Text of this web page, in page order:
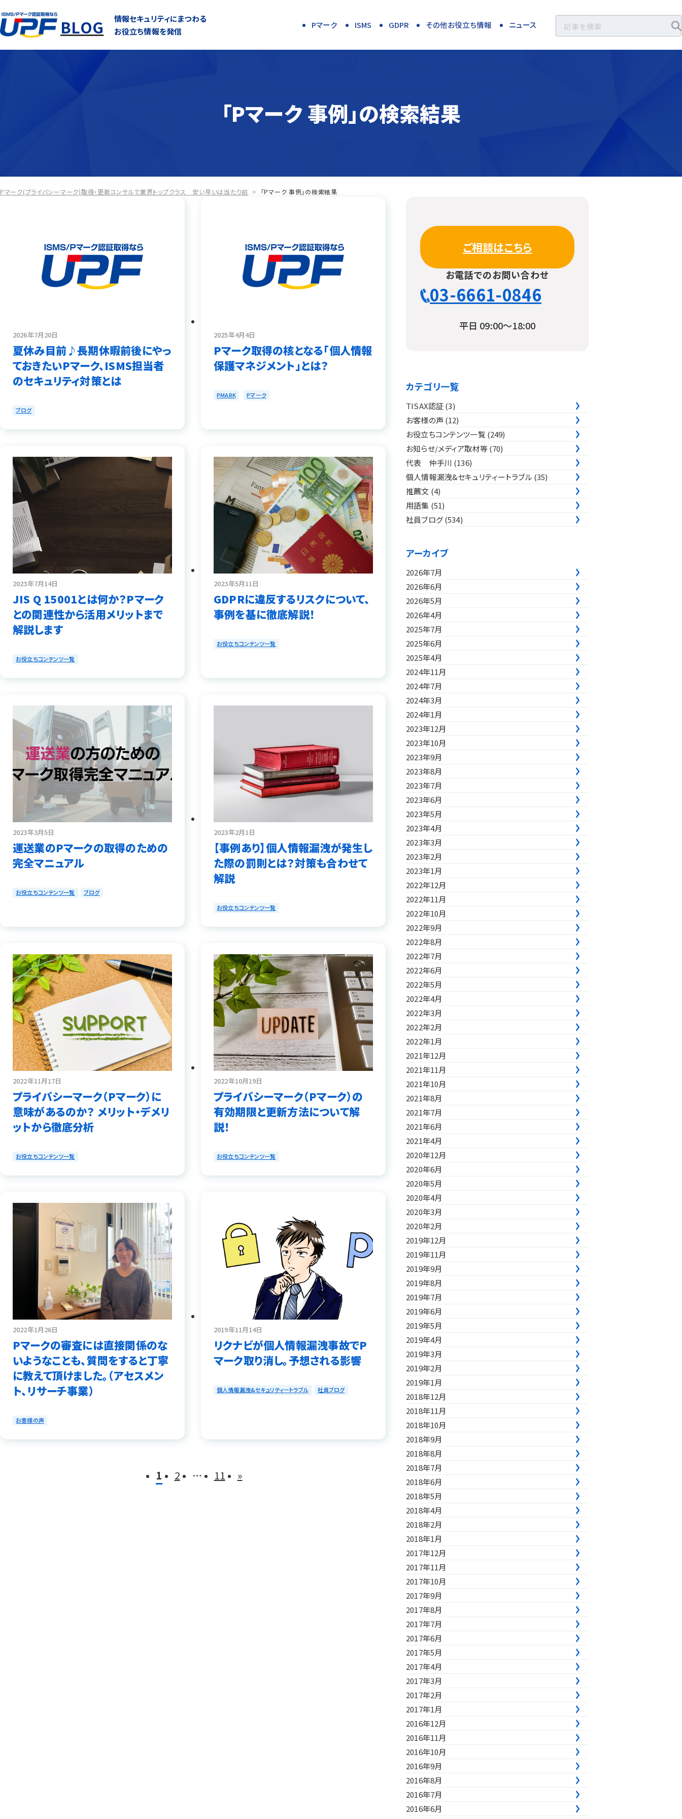
BLOG
情報セキュリティにまつわる
お役立ち情報を発信
Pマーク ISMS GDPR その他お役立ち情報 ニュース
「Pマーク 事例」の検索結果
Pマーク(プライバシーマーク)取得・更新コンサルで業界トップクラス 安い早いは当たり前 > 「Pマーク 事例」の検索結果
2026年7月20日
夏休み目前♪長期休暇前後にやっ
ておきたいPマーク、ISMS担当者
のセキュリティ対策とは
ブログ
2025年4月4日
Pマーク取得の核となる「個人情報
保護マネジメント」とは？
PMARK Pマーク
2023年7月14日
JIS Q 15001とは何か？Pマーク
との関連性から活用メリットまで
解説します
お役立ちコンテンツ一覧
2023年5月11日
GDPRに違反するリスクについて、
事例を基に徹底解説！
お役立ちコンテンツ一覧
2023年3月5日
運送業のPマークの取得のための
完全マニュアル
お役立ちコンテンツ一覧 ブログ
2023年2月1日
【事例あり】個人情報漏洩が発生し
た際の罰則とは？対策も合わせて
解説
お役立ちコンテンツ一覧
2022年11月17日
プライバシーマーク（Pマーク）に
意味があるのか？ メリット・デメリ
ットから徹底分析
お役立ちコンテンツ一覧
2022年10月19日
プライバシーマーク（Pマーク）の
有効期限と更新方法について解
説！
お役立ちコンテンツ一覧
2022年1月26日
Pマークの審査には直接関係のな
いようなことも、質問をすると丁寧
に教えて頂けました。（アセスメン
ト、リサーチ事業）
お客様の声
2019年11月14日
リクナビが個人情報漏洩事故でP
マーク取り消し。予想される影響
個人情報漏洩&セキュリティートラブル 社員ブログ
1 2 … 11 »
ご相談はこちら
お電話でのお問い合わせ
03-6661-0846
平日 09:00〜18:00
カテゴリ一覧
TISAX認証 (3)
お客様の声 (12)
お役立ちコンテンツ一覧 (249)
お知らせ/メディア取材等(70)
代表 仲手川 (136)
個人情報漏洩&セキュリティートラブル (35)
推薦文 (4)
用語集 (51)
社員ブログ(534)
アーカイブ
2026年7月
2026年6月
2026年5月
2026年4月
2025年7月
2025年6月
2025年4月
2024年11月
2024年7月
2024年3月
2024年1月
2023年12月
2023年10月
2023年9月
2023年8月
2023年7月
2023年6月
2023年5月
2023年4月
2023年3月
2023年2月
2023年1月
2022年12月
2022年11月
2022年10月
2022年9月
2022年8月
2022年7月
2022年6月
2022年5月
2022年4月
2022年3月
2022年2月
2022年1月
2021年12月
2021年11月
2021年10月
2021年8月
2021年7月
2021年6月
2021年4月
2020年12月
2020年6月
2020年5月
2020年4月
2020年3月
2020年2月
2019年12月
2019年11月
2019年9月
2019年8月
2019年7月
2019年6月
2019年5月
2019年4月
2019年3月
2019年2月
2019年1月
2018年12月
2018年11月
2018年10月
2018年9月
2018年8月
2018年7月
2018年6月
2018年5月
2018年4月
2018年2月
2018年1月
2017年12月
2017年11月
2017年10月
2017年9月
2017年8月
2017年7月
2017年6月
2017年5月
2017年4月
2017年3月
2017年2月
2017年1月
2016年12月
2016年11月
2016年10月
2016年9月
2016年8月
2016年7月
2016年6月